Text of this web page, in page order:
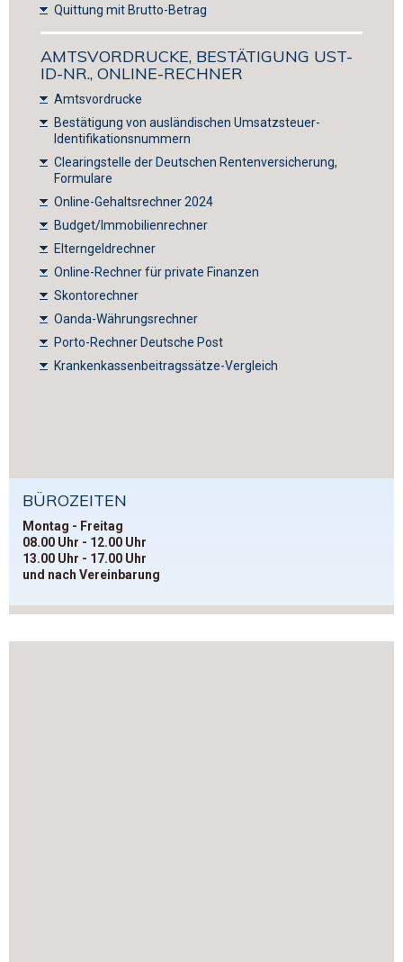
Quittung mit Brutto-Betrag
AMTSVORDRUCKE, BESTÄTIGUNG UST-
ID-NR., ONLINE-RECHNER
Amtsvordrucke
Bestätigung von ausländischen Umsatzsteuer-
Identifikationsnummern
Clearingstelle der Deutschen Rentenversicherung,
Formulare
Online-Gehaltsrechner 2024
Budget/Immobilienrechner
Elterngeldrechner
Online-Rechner für private Finanzen
Skontorechner
Oanda-Währungsrechner
Porto-Rechner Deutsche Post
Krankenkassenbeitragssätze-Vergleich
BÜROZEITEN
Montag - Freitag
08.00 Uhr - 12.00 Uhr
13.00 Uhr - 17.00 Uhr
und nach Vereinbarung